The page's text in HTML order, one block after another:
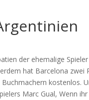
der ehemalige
hat Barcelona zwei
kostenlos.
Marc Gual, Wenn